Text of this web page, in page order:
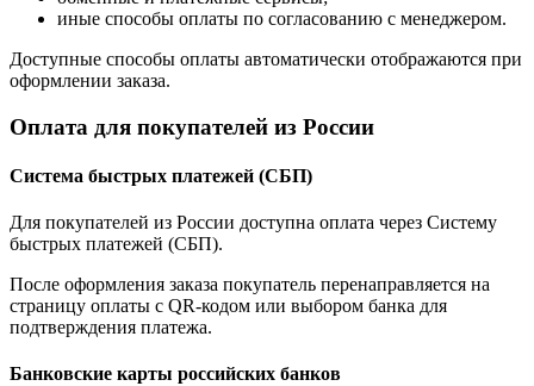
иные способы оплаты по согласованию с менеджером.
Доступные способы оплаты автоматически отображаются при
оформлении заказа.
Оплата для покупателей из России
Система быстрых платежей (СБП)
Для покупателей из России доступна оплата через Систему
быстрых платежей (СБП).
После оформления заказа покупатель перенаправляется на
страницу оплаты с QR-кодом или выбором банка для
подтверждения платежа.
Банковские карты российских банков